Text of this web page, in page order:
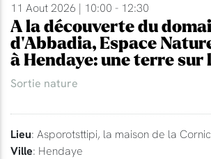
11 Aout 2026 | 10:00 - 12:30
A la découverte du
d'Abbadia, Espace
à Hendaye: une terre sur
Sortie nature
Lieu: Asporotsttipi, la maison de la
Ville: Hendaye